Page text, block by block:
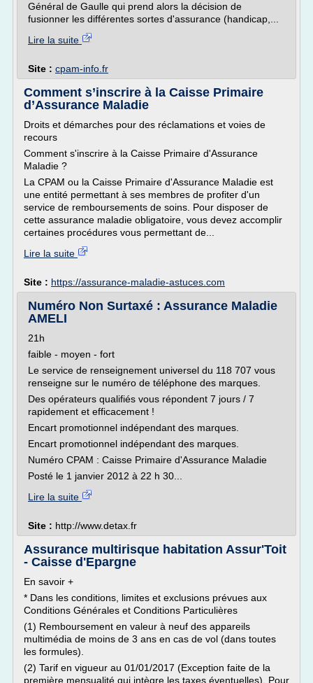
Général de Gaulle qui prend alors la décision de
fusionner les différentes sortes d'assurance (handicap,...
Lire la suite
Site : cpam-info.fr
Comment s’inscrire à la Caisse Primaire
d’Assurance Maladie
Droits et démarches pour des réclamations et voies de
recours
Comment s'inscrire à la Caisse Primaire d'Assurance
Maladie ?
La CPAM ou la Caisse Primaire d'Assurance Maladie est
une entité permettant à ses membres de profiter d'un
service de remboursements de soins. Pour disposer de
cette assurance maladie obligatoire, vous devez accomplir
certaines procédures vous permettant de...
Lire la suite
Site : https://assurance-maladie-astuces.com
Numéro Non Surtaxé : Assurance Maladie
AMELI
21h
faible - moyen - fort
Le service de renseignement universel du 118 707 vous
renseigne sur le numéro de téléphone des marques.
Des opérateurs qualifiés vous répondent 7 jours / 7
rapidement et efficacement !
Encart promotionnel indépendant des marques.
Encart promotionnel indépendant des marques.
Numéro CPAM : Caisse Primaire d'Assurance Maladie
Posté le 1 janvier 2012 à 22 h 30...
Lire la suite
Site : http://www.detax.fr
Assurance multirisque habitation Assur'Toit
- Caisse d'Epargne
En savoir +
* Dans les conditions, limites et exclusions prévues aux
Conditions Générales et Conditions Particulières
(1) Remboursement en valeur à neuf des appareils
multimédia de moins de 3 ans en cas de vol (dans toutes
les formules).
(2) Tarif en vigueur au 01/01/2017 (Exception faite de la
première mensualité qui intègre les taxes éventuelles). Pour